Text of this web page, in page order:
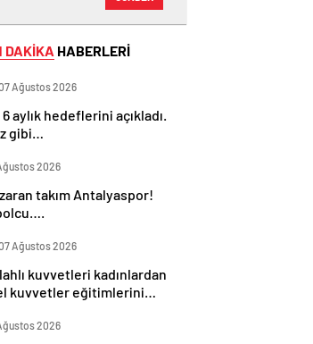
DAKİKA HABERLERİ
Ağustos 2026
aylık hedeflerini açıkladı.
gibi…
2026
takım Antalyaspor!
Ağustos 2026
kuvvetleri kadınlardan
kuvvetler eğitimlerini
2026